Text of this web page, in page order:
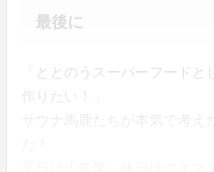
最後に
「ととのうスーパーフード
作りたい！」